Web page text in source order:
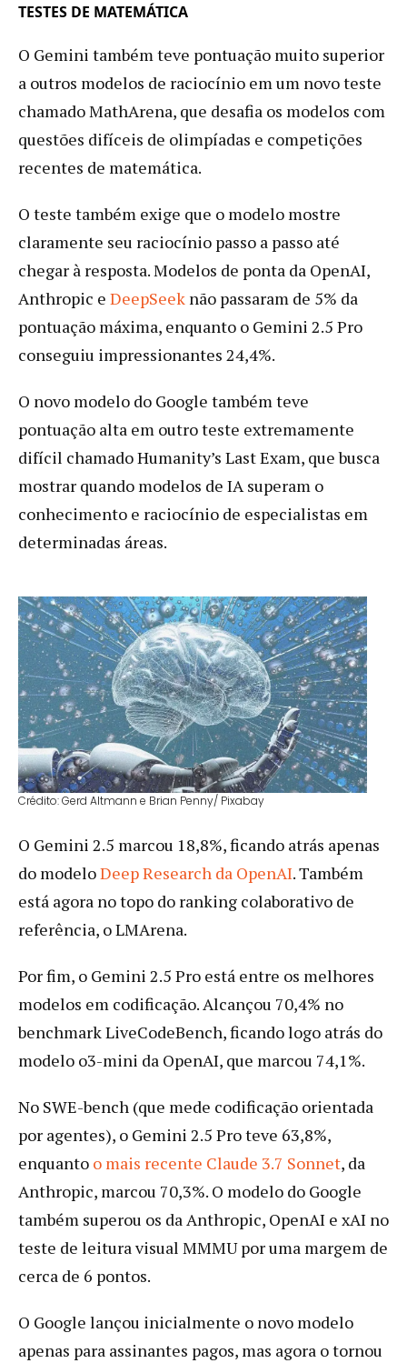
TESTES DE MATEMÁTICA
O Gemini também teve pontuação muito superior
a outros modelos de raciocínio em um novo teste
chamado MathArena, que desafia os modelos com
questões difíceis de olimpíadas e competições
recentes de matemática.
O teste também exige que o modelo mostre
claramente seu raciocínio passo a passo até
chegar à resposta. Modelos de ponta da OpenAI,
Anthropic e DeepSeek não passaram de 5% da
pontuação máxima, enquanto o Gemini 2.5 Pro
conseguiu impressionantes 24,4%.
O novo modelo do Google também teve
pontuação alta em outro teste extremamente
difícil chamado Humanity’s Last Exam, que busca
mostrar quando modelos de IA superam o
conhecimento e raciocínio de especialistas em
determinadas áreas.
Crédito: Gerd Altmann e Brian Penny/ Pixabay
O Gemini 2.5 marcou 18,8%, ficando atrás apenas
do modeloDeep Research da OpenAI. Também
está agora no topo do ranking colaborativo de
referência, o LMArena.
Por fim, o Gemini 2.5 Pro está entre os melhores
modelos em codificação. Alcançou 70,4% no
benchmark LiveCodeBench, ficando logo atrás do
modelo o3-mini da OpenAI, que marcou 74,1%.
No SWE-bench (que mede codificação orientada
por agentes), o Gemini 2.5 Pro teve 63,8%,
enquanto o mais recente Claude 3.7 Sonnet, da
Anthropic, marcou 70,3%. O modelo do Google
também superou os da Anthropic, OpenAI e xAI no
teste de leitura visual MMMU por uma margem de
cerca de 6 pontos.
O Google lançou inicialmente o novo modelo
apenas para assinantes pagos, mas agora o tornou